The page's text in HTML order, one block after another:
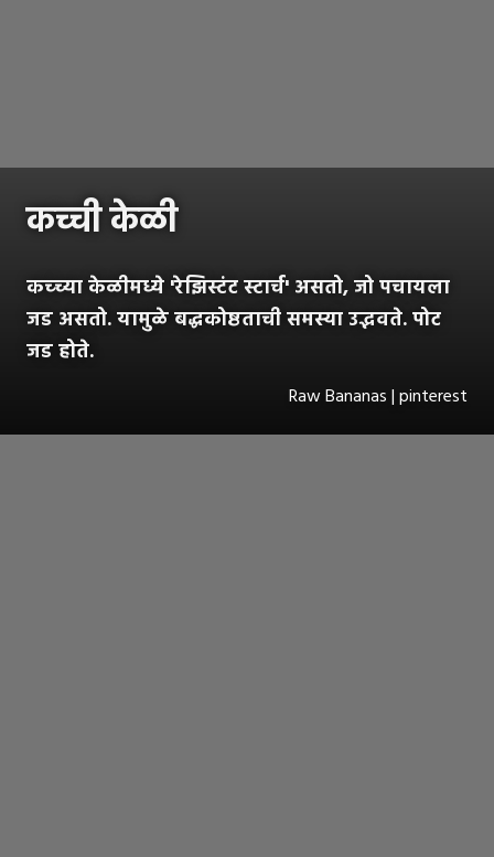
कच्ची केळी
कच्च्या केळीमध्ये 'रेझिस्टंट स्टार्च' असतो, जो पचायला
जड असतो. यामुळे बद्धकोष्ठताची समस्या उद्भवते. पोट
जड होते.
Raw Bananas | pinterest